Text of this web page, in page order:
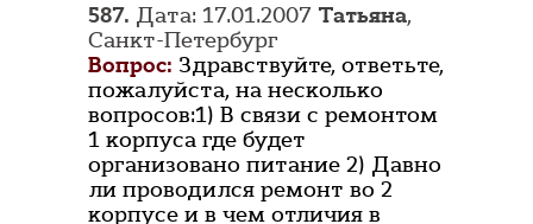
587. Дата: 17.01.2007 Татьяна,
Санкт-Петербург
Вопрос: Здравствуйте, ответьте,
пожалуйста, на несколько
вопросов:1) В связи с ремонтом
1 корпуса где будет
организовано питание 2) Давно
ли проводился ремонт во 2
корпусе и в чем отличия в